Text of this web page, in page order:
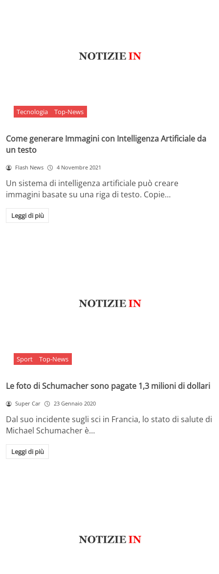
Tecnologia Top-News
Come generare Immagini con Intelligenza Artificiale da
un testo
Flash News 4 Novembre 2021
Un sistema di intelligenza artificiale può creare
immagini basate su una riga di testo. Copie…
Leggi di più
Sport Top-News
Le foto di Schumacher sono pagate 1,3 milioni di dollari
Super Car 23 Gennaio 2020
Dal suo incidente sugli sci in Francia, lo stato di salute di
Michael Schumacher è…
Leggi di più